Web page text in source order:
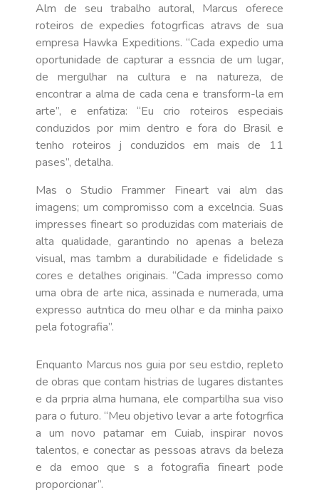
Alm de seu trabalho autoral, Marcus oferece
roteiros de expedies fotogrficas atravs de sua
empresa Hawka Expeditions. “Cada expedio uma
oportunidade de capturar a essncia de um lugar,
de mergulhar na cultura e na natureza, de
encontrar a alma de cada cena e transform-la em
arte”, e enfatiza: “Eu crio roteiros especiais
conduzidos por mim dentro e fora do Brasil e
tenho roteiros j conduzidos em mais de 11
pases”, detalha.
Mas o Studio Frammer Fineart vai alm das
imagens; um compromisso com a excelncia. Suas
impresses fineart so produzidas com materiais de
alta qualidade, garantindo no apenas a beleza
visual, mas tambm a durabilidade e fidelidade s
cores e detalhes originais. “Cada impresso como
uma obra de arte nica, assinada e numerada, uma
expresso autntica do meu olhar e da minha paixo
pela fotografia”.
Enquanto Marcus nos guia por seu estdio, repleto
de obras que contam histrias de lugares distantes
e da prpria alma humana, ele compartilha sua viso
para o futuro. “Meu objetivo levar a arte fotogrfica
a um novo patamar em Cuiab, inspirar novos
talentos, e conectar as pessoas atravs da beleza
e da emoo que s a fotografia fineart pode
proporcionar”.